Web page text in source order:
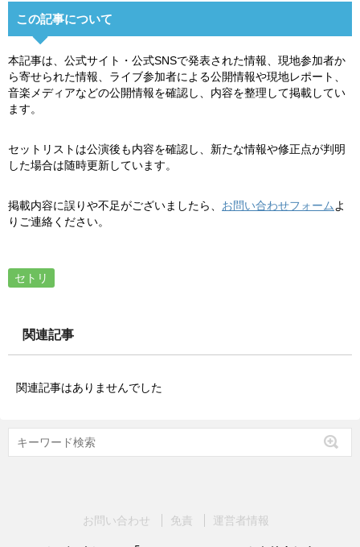
この記事について
本記事は、公式サイト・公式SNSで発表された情報、現地参加者か
ら寄せられた情報、ライブ参加者による公開情報や現地レポート、
音楽メディアなどの公開情報を確認し、内容を整理して掲載してい
ます。
セットリストは公演後も内容を確認し、新たな情報や修正点が判明
した場合は随時更新しています。
掲載内容に誤りや不足がございましたら、 お問い合わせフォーム よ
りご連絡ください。
セトリ
関連記事
関連記事はありませんでした
お問い合わせ 免責 運営者情報